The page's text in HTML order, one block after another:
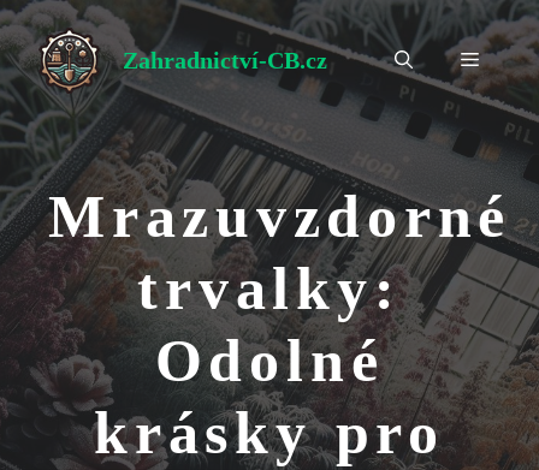
Přeskočit
na
obsah
Zahradnictví-CB.cz Menu
Mrazuvzdorné
trvalky:
Odolné
krásky pro